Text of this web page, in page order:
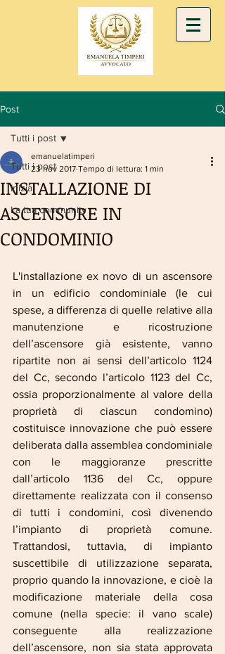
Post
Tutti i post
Inizia
La tua community
Tutti i post
INSTALLAZIONE DI
ASCENSORE IN
CONDOMINIO
emanuelatimperi
23 nov 2017 Tempo di lettura: 1 min
L'installazione ex novo di un ascensore
in un edificio condominiale (le cui
spese, a differenza di quelle relative alla
manutenzione e ricostruzione
dell’ascensore già esistente, vanno
ripartite non ai sensi dell’articolo 1124
del Cc, secondo l’articolo 1123 del Cc,
ossia proporzionalmente al valore della
proprietà di ciascun condomino)
costituisce innovazione che può essere
deliberata dalla assemblea condominiale
con le maggioranze prescritte
dall’articolo 1136 del Cc, oppure
direttamente realizzata con il consenso
di tutti i condomini, così divenendo
l’impianto di proprietà comune.
Trattandosi, tuttavia, di impianto
suscettibile di utilizzazione separata,
proprio quando la innovazione, e cioè la
modificazione materiale della cosa
comune (nella specie: il vano scale)
conseguente alla realizzazione
dell’ascensore, non sia stata approvata